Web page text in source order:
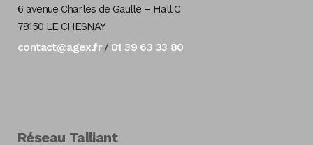
6 avenue Charles de Gaulle – Hall C
78150 LE CHESNAY
contact@agex.fr/ 01 39 63 33 80
Réseau Talliant